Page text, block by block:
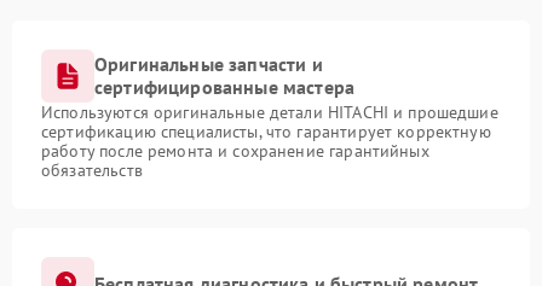
Оригинальные запчасти и
сертифицированные мастера
Используются оригинальные детали HITACHI и прошедшие
сертификацию специалисты, что гарантирует корректную
работу после ремонта и сохранение гарантийных
обязательств